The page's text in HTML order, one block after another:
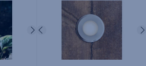
NästaFöregående